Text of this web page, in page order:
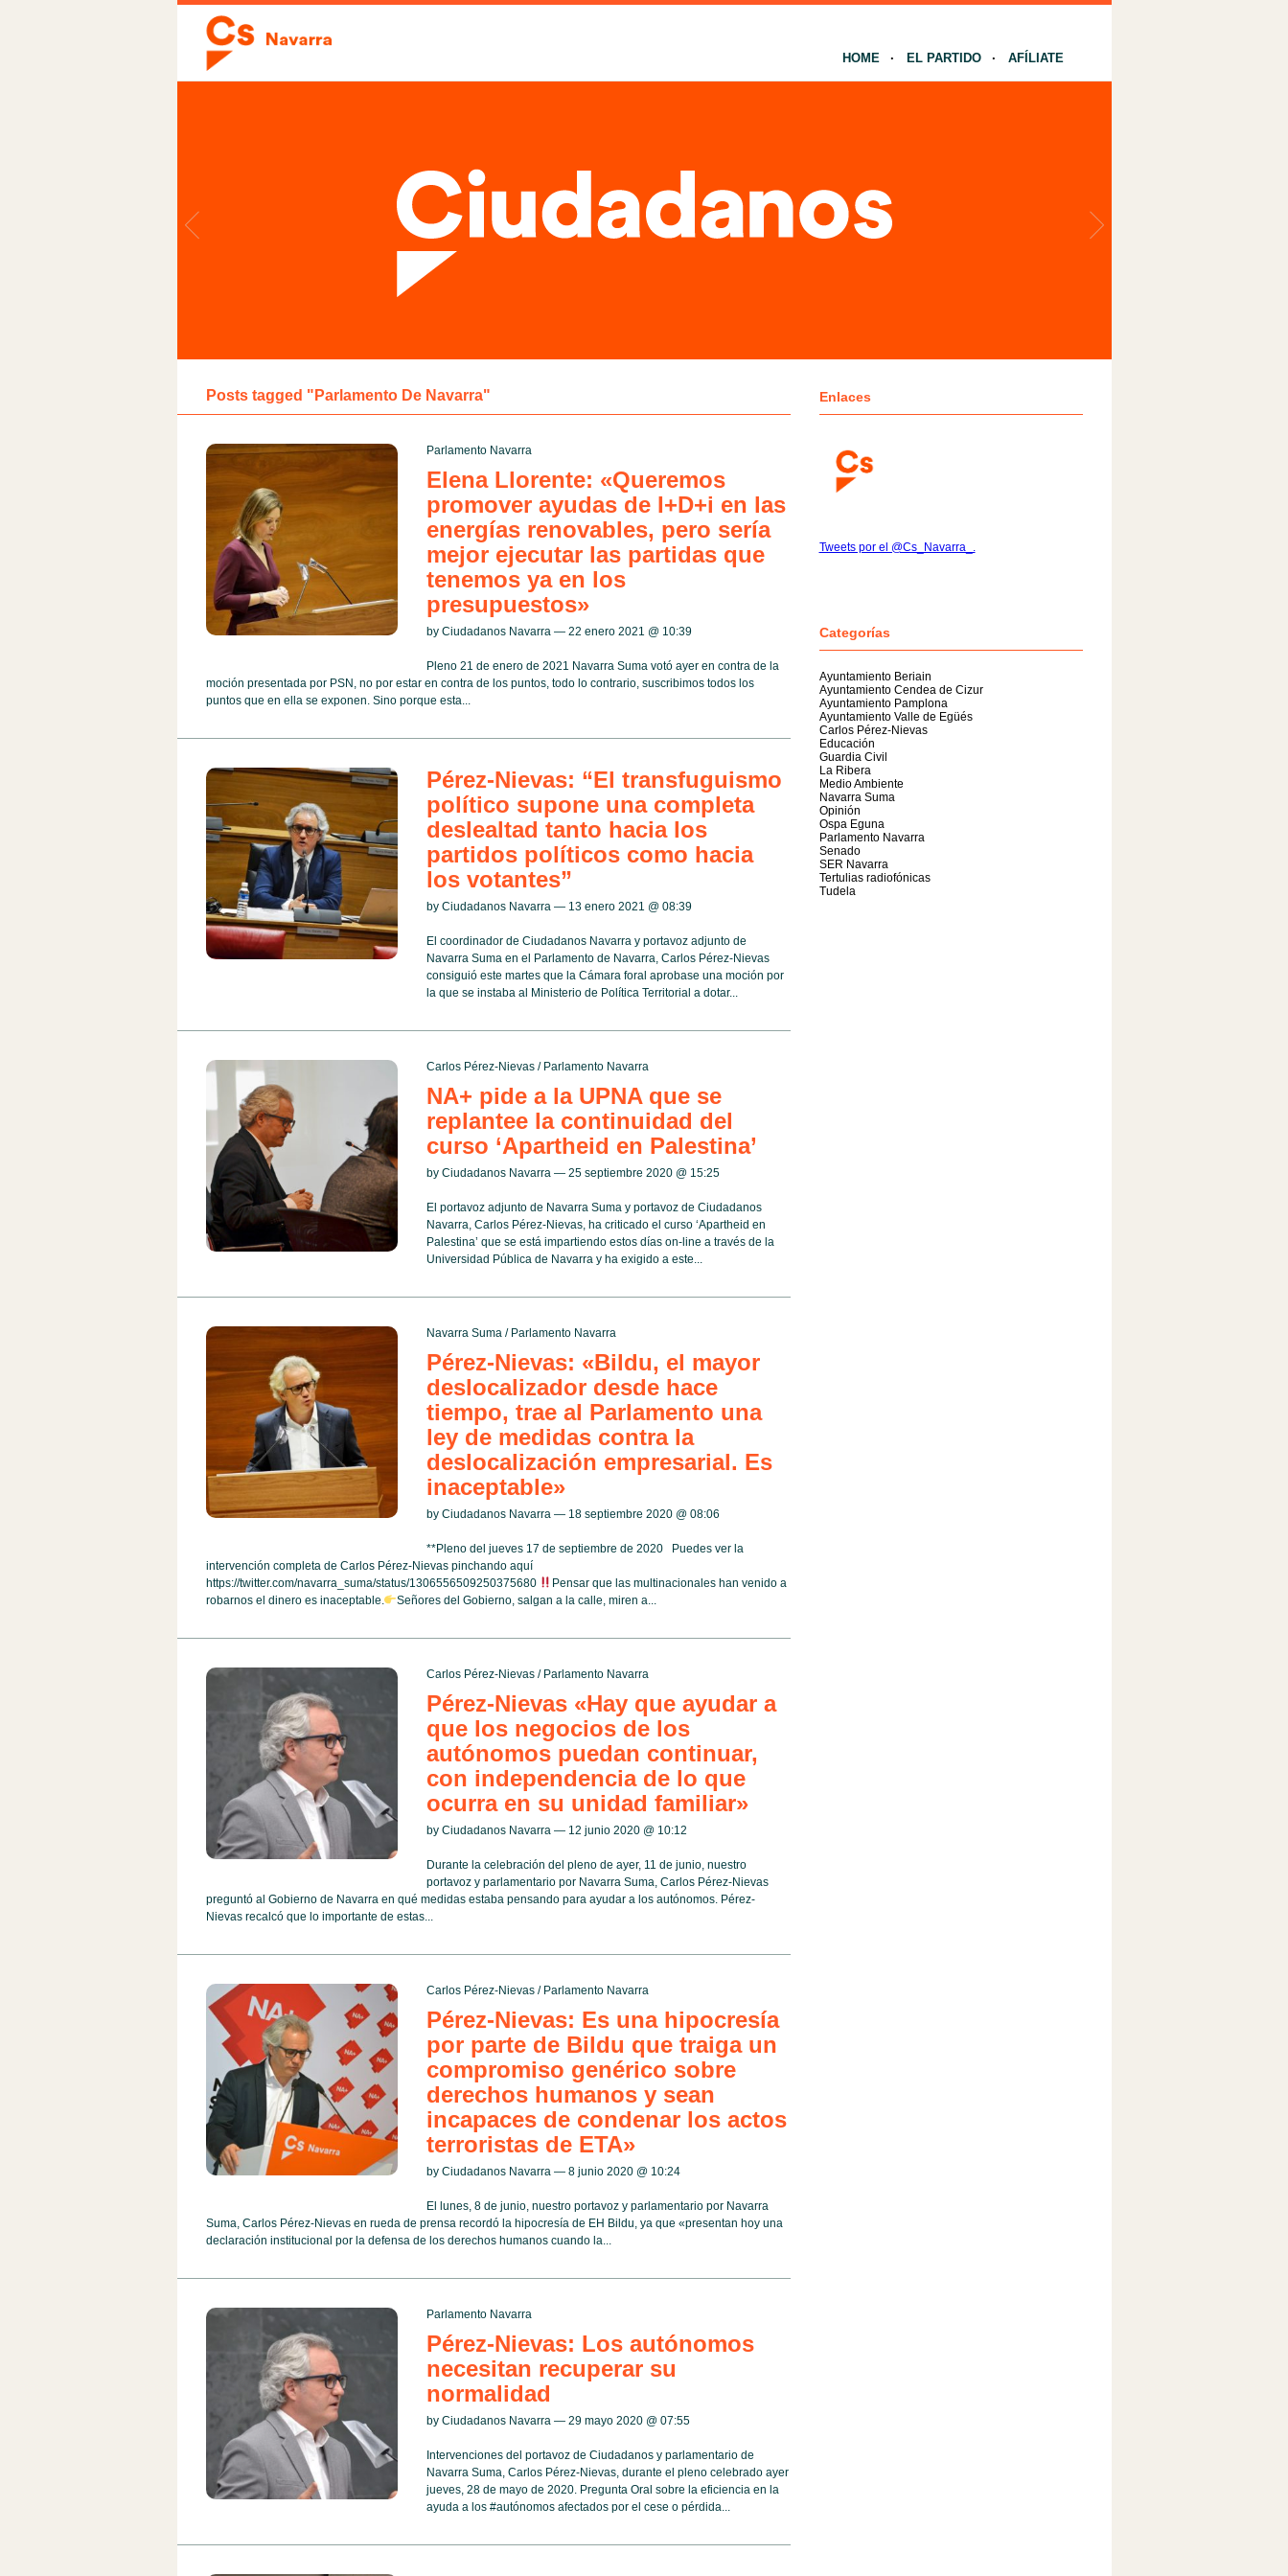
HOME EL PARTIDO AFÍLIATE
Posts tagged "Parlamento De Navarra"
Parlamento Navarra
Elena Llorente: «Queremos
promover ayudas de I+D+i en las
energías renovables, pero sería
mejor ejecutar las partidas que
tenemos ya en los
presupuestos»
by Ciudadanos Navarra — 22 enero 2021 @ 10:39
Pleno 21 de enero de 2021 Navarra Suma votó ayer en contra de la
moción presentada por PSN, no por estar en contra de los puntos, todo lo contrario, suscribimos todos los
puntos que en ella se exponen. Sino porque esta...
Pérez-Nievas: “El transfuguismo
político supone una completa
deslealtad tanto hacia los
partidos políticos como hacia
los votantes”
by Ciudadanos Navarra — 13 enero 2021 @ 08:39
El coordinador de Ciudadanos Navarra y portavoz adjunto de
Navarra Suma en el Parlamento de Navarra, Carlos Pérez-Nievas
consiguió este martes que la Cámara foral aprobase una moción por
la que se instaba al Ministerio de Política Territorial a dotar...
Carlos Pérez-Nievas/ Parlamento Navarra
NA+ pide a la UPNA que se
replantee la continuidad del
curso ‘Apartheid en Palestina’
by Ciudadanos Navarra — 25 septiembre 2020 @ 15:25
El portavoz adjunto de Navarra Suma y portavoz de Ciudadanos
Navarra, Carlos Pérez-Nievas, ha criticado el curso ‘Apartheid en
Palestina’ que se está impartiendo estos días on-line a través de la
Universidad Pública de Navarra y ha exigido a este...
Navarra Suma/ Parlamento Navarra
Pérez-Nievas: «Bildu, el mayor
deslocalizador desde hace
tiempo, trae al Parlamento una
ley de medidas contra la
deslocalización empresarial. Es
inaceptable»
by Ciudadanos Navarra — 18 septiembre 2020 @ 08:06
**Pleno del jueves 17 de septiembre de 2020 Puedes ver la
intervención completa de Carlos Pérez-Nievas pinchando aquí
https://twitter.com/navarra_suma/status/1306556509250375680
Pensar que las multinacionales han venido a
robarnos el dinero es inaceptable.
Señores del Gobierno, salgan a la calle, miren a...
Carlos Pérez-Nievas/ Parlamento Navarra
Pérez-Nievas «Hay que ayudar a
que los negocios de los
autónomos puedan continuar,
con independencia de lo que
ocurra en su unidad familiar»
by Ciudadanos Navarra — 12 junio 2020 @ 10:12
Durante la celebración del pleno de ayer, 11 de junio, nuestro
portavoz y parlamentario por Navarra Suma, Carlos Pérez-Nievas
preguntó al Gobierno de Navarra en qué medidas estaba pensando para ayudar a los autónomos. Pérez-
Nievas recalcó que lo importante de estas...
Carlos Pérez-Nievas/ Parlamento Navarra
Pérez-Nievas: Es una hipocresía
por parte de Bildu que traiga un
compromiso genérico sobre
derechos humanos y sean
incapaces de condenar los actos
terroristas de ETA»
by Ciudadanos Navarra — 8 junio 2020 @ 10:24
El lunes, 8 de junio, nuestro portavoz y parlamentario por Navarra
Suma, Carlos Pérez-Nievas en rueda de prensa recordó la hipocresía de EH Bildu, ya que «presentan hoy una
declaración institucional por la defensa de los derechos humanos cuando la...
Parlamento Navarra
Pérez-Nievas: Los autónomos
necesitan recuperar su
normalidad
by Ciudadanos Navarra — 29 mayo 2020 @ 07:55
Intervenciones del portavoz de Ciudadanos y parlamentario de
Navarra Suma, Carlos Pérez-Nievas, durante el pleno celebrado ayer
jueves, 28 de mayo de 2020. Pregunta Oral sobre la eficiencia en la
ayuda a los #autónomos afectados por el cese o pérdida...
Enlaces
Tweets por el @Cs_Navarra_.
Categorías
Ayuntamiento Beriain
Ayuntamiento Cendea de Cizur
Ayuntamiento Pamplona
Ayuntamiento Valle de Egüés
Carlos Pérez-Nievas
Educación
Guardia Civil
La Ribera
Medio Ambiente
Navarra Suma
Opinión
Ospa Eguna
Parlamento Navarra
Senado
SER Navarra
Tertulias radiofónicas
Tudela